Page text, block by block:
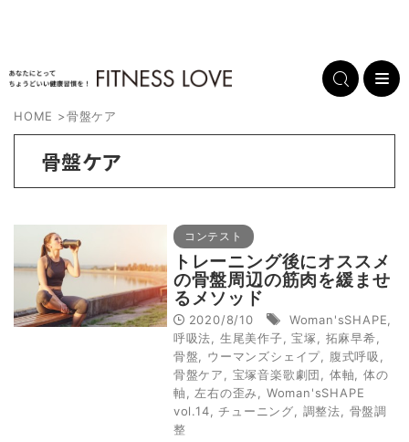
HOME >骨盤ケア
骨盤ケア
コンテスト
トレーニング後にオススメ
の骨盤周辺の筋肉を緩ませ
るメソッド
2020/8/10 Woman'sSHAPE
呼吸法
生尾美作子 ,宝塚 拓麻早希
骨盤
ウーマンズシェイプ 腹式呼吸
骨盤ケア
宝塚音楽歌劇団 体軸
体の
軸
左右の歪み
Woman'sSHAPE
vol.14 ,チューニング 調整法
骨盤調
整